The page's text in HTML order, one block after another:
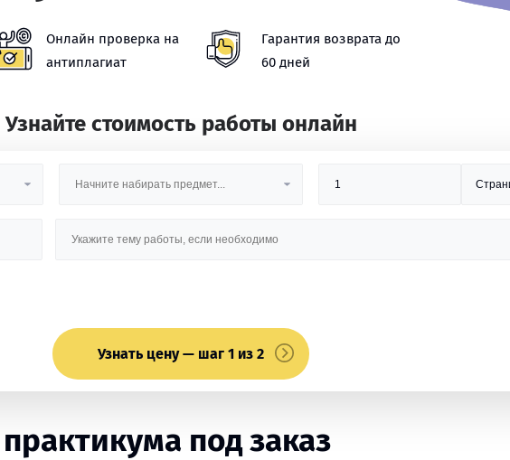
Онлайн проверка на
антиплагиат
Гарантия возврата до
60 дней
Узнайте стоимость работы онлайн
Узнать цену — шаг 1 из 2
под заказ